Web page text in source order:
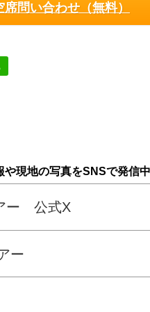
席問い合わせ（無料）
や現地の写真をSNSで発信中
ー 公式X
ー